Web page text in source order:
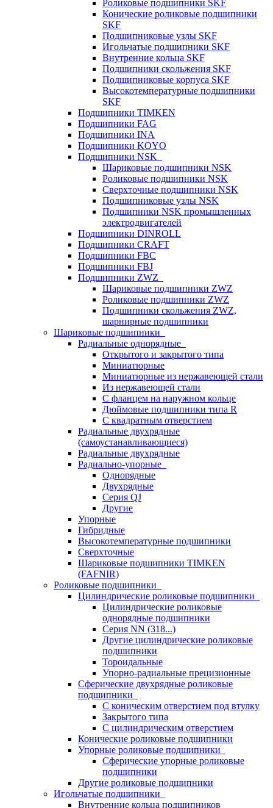
Роликовые подшипники SKF
Конические роликовые подшипники
SKF
Подшипниковые узлы SKF
Игольчатые подшипники SKF
Внутренние кольца SKF
Подшипники скольжения SKF
Подшипниковые корпуса SKF
Высокотемпературные подшипники
SKF
Подшипники TIMKEN
Подшипники FAG
Подшипники INA
Подшипники KOYO
Подшипники NSK
Шариковые подшипники NSK
Роликовые подшипники NSK
Сверхточные подшипники NSK
Подшипниковые узлы NSK
Подшипники NSK промышленных
электродвигателей
Подшипники DINROLL
Подшипники CRAFT
Подшипники FBC
Подшипники FBJ
Подшипники ZWZ
Шариковые подшипники ZWZ
Роликовые подшипники ZWZ
Подшипники скольжения ZWZ,
шарнирные подшипники
Шариковые подшипники
Радиальные однорядные
Открытого и закрытого типа
Миниатюрные
Миниатюрные из нержавеющей стали
Из нержавеющей стали
С фланцем на наружном кольце
Дюймовые подшипники типа R
С квадратным отверстием
Радиальные двухрядные
(самоустанавливающиеся)
Радиальные двухрядные
Радиально-упорные
Однорядные
Двухрядные
Серия QJ
Другие
Упорные
Гибридные
Высокотемпературные подшипники
Сверхточные
Шариковые подшипники TIMKEN
(FAFNIR)
Роликовые подшипники
Цилиндрические роликовые подшипники
Цилиндрические роликовые
однорядные подшипники
Серия NN (318...)
Другие цилиндрические роликовые
подшипники
Тороидальные
Упорно-радиальные прецизионные
Сферические двухрядные роликовые
подшипники
С коническим отверстием под втулку
Закрытого типа
С цилиндрическим отверстием
Конические роликовые подшипники
Упорные роликовые подшипники
Сферические упорные роликовые
подшипники
Другие роликовые подшипники
Игольчатые подшипники
Внутренние кольца подшипников